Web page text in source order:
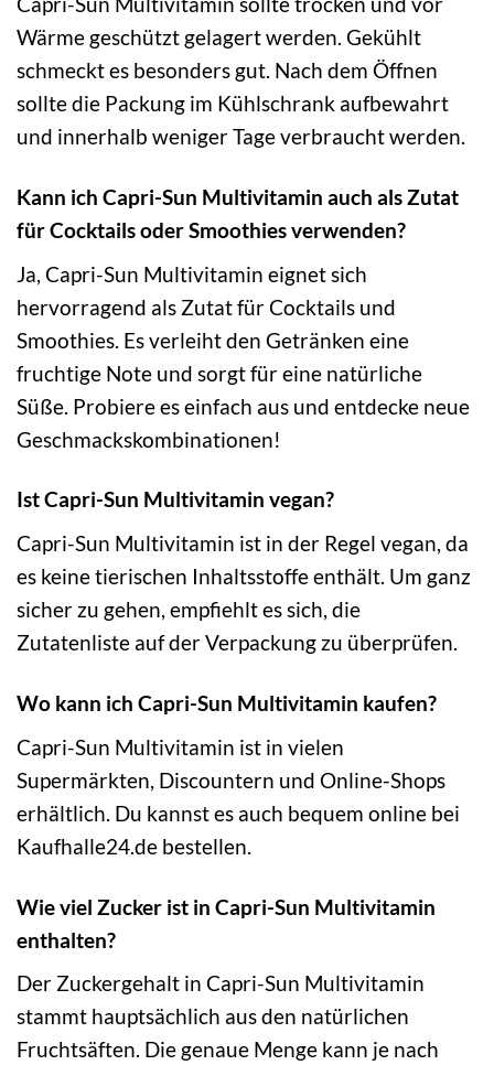
Wärme geschützt gelagert werden. Gekühlt
schmeckt es besonders gut. Nach dem Öffnen
sollte die Packung im Kühlschrank aufbewahrt
und innerhalb weniger Tage verbraucht werden.
Kann ich Capri-Sun Multivitamin auch als Zutat
für Cocktails oder Smoothies verwenden?
Ja, Capri-Sun Multivitamin eignet sich
hervorragend als Zutat für Cocktails und
Smoothies. Es verleiht den Getränken eine
fruchtige Note und sorgt für eine natürliche
Süße. Probiere es einfach aus und entdecke neue
Geschmackskombinationen!
Ist Capri-Sun Multivitamin vegan?
Capri-Sun Multivitamin ist in der Regel vegan, da
es keine tierischen Inhaltsstoffe enthält. Um ganz
sicher zu gehen, empfiehlt es sich, die
Zutatenliste auf der Verpackung zu überprüfen.
Wo kann ich Capri-Sun Multivitamin kaufen?
Capri-Sun Multivitamin ist in vielen
Supermärkten, Discountern und Online-Shops
erhältlich. Du kannst es auch bequem online bei
Kaufhalle24.de bestellen.
Wie viel Zucker ist in Capri-Sun Multivitamin
enthalten?
Der Zuckergehalt in Capri-Sun Multivitamin
stammt hauptsächlich aus den natürlichen
Fruchtsäften. Die genaue Menge kann je nach